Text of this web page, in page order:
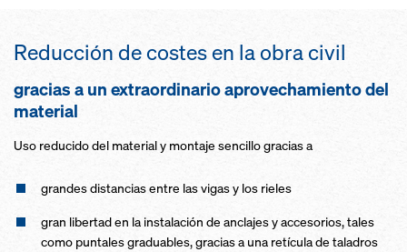
Reducción de costes en la obra civil
gracias a un extraordinario aprovechamiento del
material
Uso reducido del material y montaje sencillo gracias a
grandes distancias entre las vigas y los rieles
gran libertad en la instalación de anclajes y accesorios, tales
como puntales graduables, gracias a una retícula de taladros